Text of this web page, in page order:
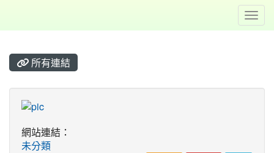
所有連結
網站連結：
未分類